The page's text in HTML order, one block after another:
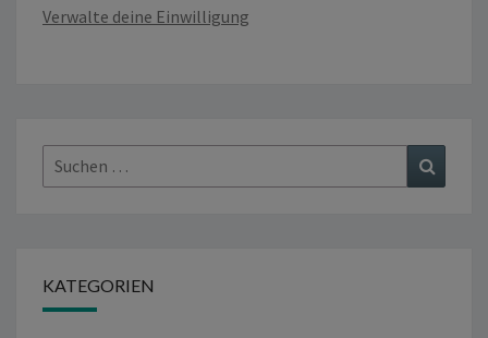
Verwalte deine Einwilligung
Suchen
nach:
KATEGORIEN